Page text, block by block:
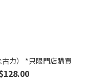
力） *只限門店購買